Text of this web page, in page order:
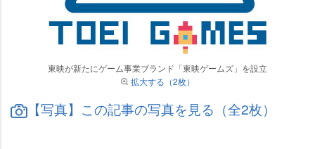
東映が新たにゲーム事業ブランド「東映ゲームズ」を設立
拡大する（2枚）
【写真】この記事の写真を見る（全2枚）